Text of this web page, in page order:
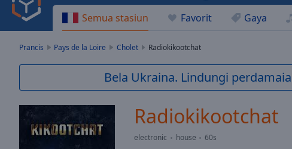
Backward
Skip
Current
Duration-:-
Loaded:
Semua stasiun Favorit Gaya
Prancis Pays de la Loire Cholet Radiokikootchat
Bela Ukraina. Lindungi
Radiokikootchat
electronic house
60s